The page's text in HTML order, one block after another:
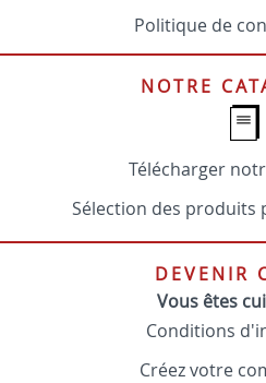
Politique de
NOTRE
Télécharger
Sélection des produits
DEVENIR
Vous êtes
Conditions
Créez votre